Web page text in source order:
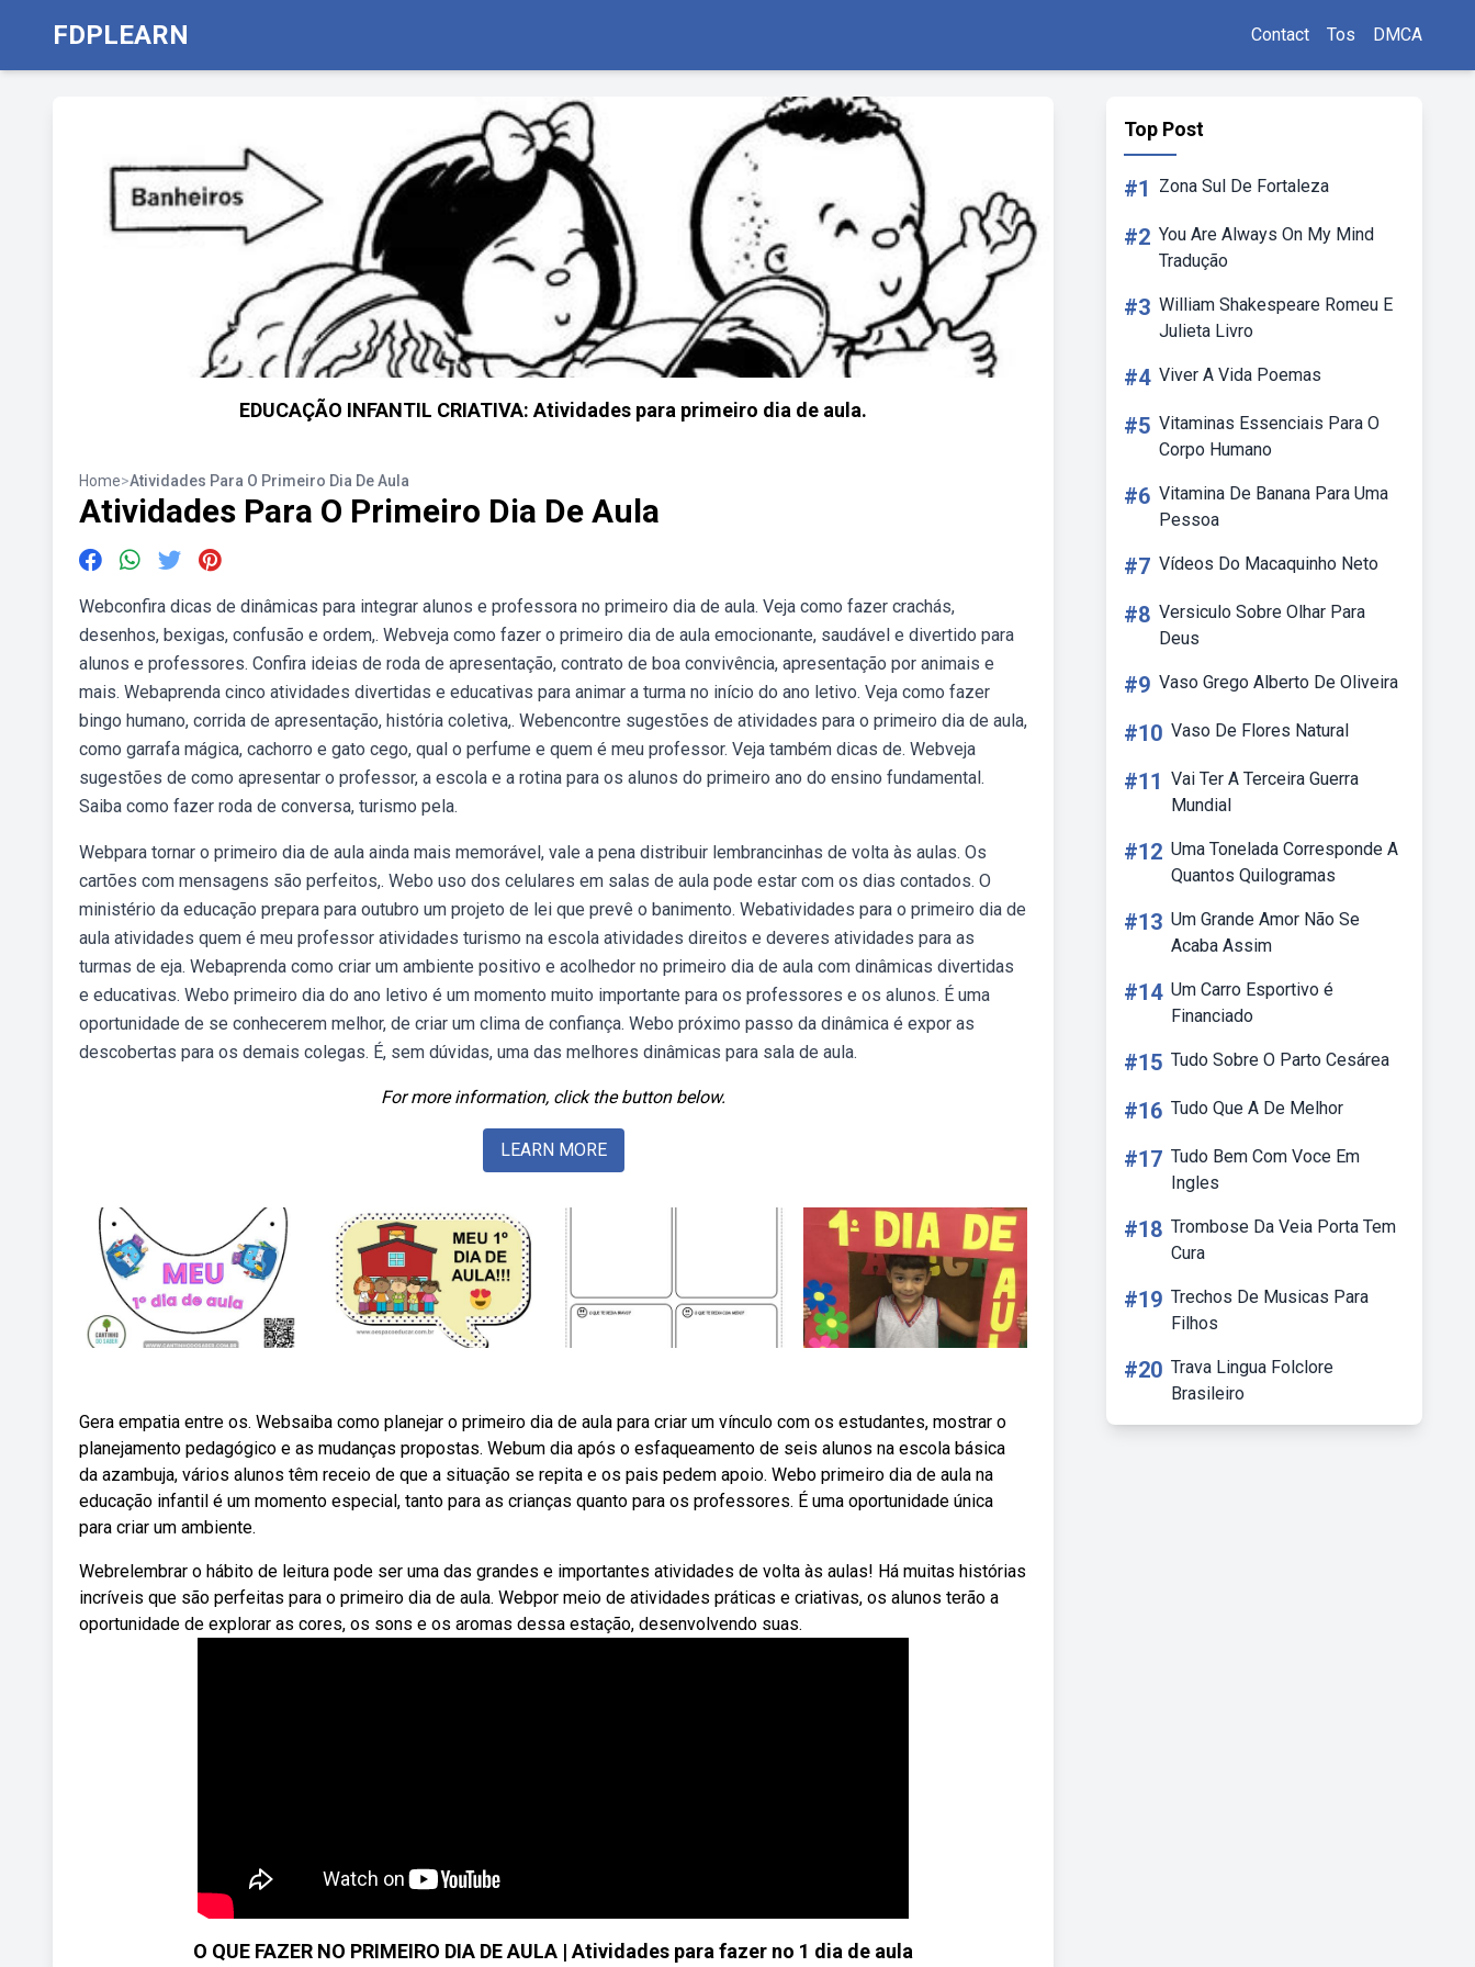
FDPLEARN Contact Tos DMCA
EDUCAÇÃO INFANTIL CRIATIVA: Atividades para primeiro dia de aula.
Home>Atividades Para O Primeiro Dia De Aula
Atividades Para O Primeiro Dia De Aula
Webconfira dicas de dinâmicas para integrar alunos e professora no primeiro dia de aula. Veja como fazer crachás,
desenhos, bexigas, confusão e ordem,. Webveja como fazer o primeiro dia de aula emocionante, saudável e divertido para
alunos e professores. Confira ideias de roda de apresentação, contrato de boa convivência, apresentação por animais e
mais. Webaprenda cinco atividades divertidas e educativas para animar a turma no início do ano letivo. Veja como fazer
bingo humano, corrida de apresentação, história coletiva,. Webencontre sugestões de atividades para o primeiro dia de aula,
como garrafa mágica, cachorro e gato cego, qual o perfume e quem é meu professor. Veja também dicas de. Webveja
sugestões de como apresentar o professor, a escola e a rotina para os alunos do primeiro ano do ensino fundamental.
Saiba como fazer roda de conversa, turismo pela.
Webpara tornar o primeiro dia de aula ainda mais memorável, vale a pena distribuir lembrancinhas de volta às aulas. Os
cartões com mensagens são perfeitos,. Webo uso dos celulares em salas de aula pode estar com os dias contados. O
ministério da educação prepara para outubro um projeto de lei que prevê o banimento. Webatividades para o primeiro dia de
aula atividades quem é meu professor atividades turismo na escola atividades direitos e deveres atividades para as
turmas de eja. Webaprenda como criar um ambiente positivo e acolhedor no primeiro dia de aula com dinâmicas divertidas
e educativas. Webo primeiro dia do ano letivo é um momento muito importante para os professores e os alunos. É uma
oportunidade de se conhecerem melhor, de criar um clima de confiança. Webo próximo passo da dinâmica é expor as
descobertas para os demais colegas. É, sem dúvidas, uma das melhores dinâmicas para sala de aula.
For more information, click the button below.
LEARN MORE
Gera empatia entre os. Websaiba como planejar o primeiro dia de aula para criar um vínculo com os estudantes, mostrar o
planejamento pedagógico e as mudanças propostas. Webum dia após o esfaqueamento de seis alunos na escola básica
da azambuja, vários alunos têm receio de que a situação se repita e os pais pedem apoio. Webo primeiro dia de aula na
educação infantil é um momento especial, tanto para as crianças quanto para os professores. É uma oportunidade única
para criar um ambiente.
Webrelembrar o hábito de leitura pode ser uma das grandes e importantes atividades de volta às aulas! Há muitas histórias
incríveis que são perfeitas para o primeiro dia de aula. Webpor meio de atividades práticas e criativas, os alunos terão a
oportunidade de explorar as cores, os sons e os aromas dessa estação, desenvolvendo suas.
O QUE FAZER NO PRIMEIRO DIA DE AULA | Atividades para fazer no 1 dia de aula
Top Post
#1 Zona Sul De Fortaleza
#2 You Are Always On My Mind
Tradução
#3 William Shakespeare Romeu E
Julieta Livro
#4 Viver A Vida Poemas
#5 Vitaminas Essenciais Para O
Corpo Humano
#6 Vitamina De Banana Para Uma
Pessoa
#7 Vídeos Do Macaquinho Neto
#8 Versiculo Sobre Olhar Para
Deus
#9 Vaso Grego Alberto De Oliveira
#10 Vaso De Flores Natural
#11 Vai Ter A Terceira Guerra
Mundial
#12 Uma Tonelada Corresponde A
Quantos Quilogramas
#13 Um Grande Amor Não Se
Acaba Assim
#14 Um Carro Esportivo é
Financiado
#15 Tudo Sobre O Parto Cesárea
#16 Tudo Que A De Melhor
#17 Tudo Bem Com Voce Em
Ingles
#18 Trombose Da Veia Porta Tem
Cura
#19 Trechos De Musicas Para
Filhos
#20 Trava Lingua Folclore
Brasileiro